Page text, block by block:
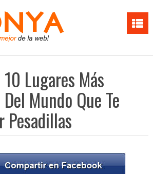
Lugares Más
Mundo Que Te
Pesadillas